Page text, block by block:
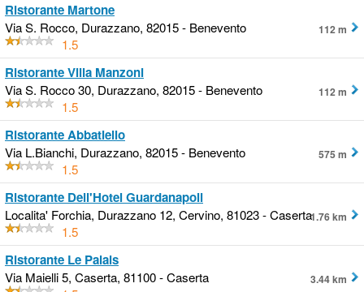
Ristorante Martone
Via S. Rocco, Durazzano, 82015 - Benevento
1.5
112 m
Ristorante Villa Manzoni
Via S. Rocco 30, Durazzano, 82015 - Benevento
1.5
112 m
Ristorante Abbatiello
Via L.Bianchi, Durazzano, 82015 - Benevento
1.5
575 m
Ristorante Dell'Hotel Guardanapoli
Localita' Forchia, Durazzano 12, Cervino, 81023 - Caserta
1.5
1.76 km
Ristorante Le Palais
Via Maielli 5, Caserta, 81100 - Caserta
3.44 km